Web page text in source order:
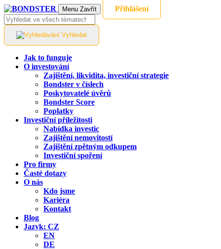
Menu Zavřít Přihlášení
Vyhledat
Jak to funguje
O investování
Zajištění, likvidita, investiční strategie
Bondster v číslech
Poskytovatelé úvěrů
Bondster Score
Poplatky
Investiční příležitosti
Nabídka investic
Zajištění nemovitostí
Zajištění zpětným odkupem
Investiční spoření
Pro firmy
Časté dotazy
O nás
Kdo jsme
Kariéra
Kontakt
Blog
Jazyk: CZ
EN
DE